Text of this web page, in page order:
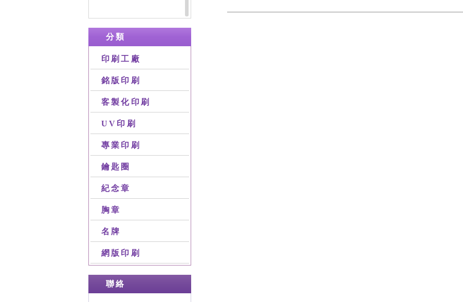
分類
印刷工廠
銘版印刷
客製化印刷
UV印刷
專業印刷
鑰匙圈
紀念章
胸章
名牌
網版印刷
聯絡